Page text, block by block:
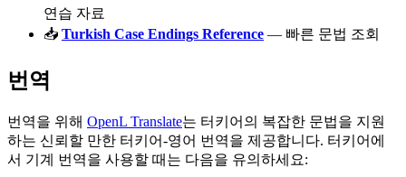
연습 자료
📥 Turkish Case Endings Reference — 빠른 문법 조회
번역
번역을 위해 OpenL Translate는 터키어의 복잡한 문법을 지원
하는 신뢰할 만한 터키어-영어 번역을 제공합니다. 터키어에
서 기계 번역을 사용할 때는 다음을 유의하세요: